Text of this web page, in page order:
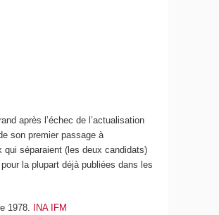
après l’échec de l’actualisation
son premier passage à
séparaient (les deux candidats)
la plupart déjà publiées dans les
1978.
INA IFM